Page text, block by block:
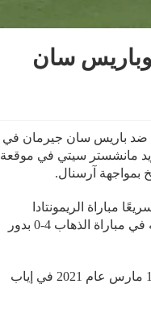
وباريس سان
ضد باريس سان جيرمان في
مدريد مانشستر سيتي في موقعة
بمواجهة آرسنال.
مباراة الريمونتادا
التاريخية التي فاز فيها برشلونة بنتيجة 6-1 عام 2017 ليعوض خسارته في مباراة الذهاب 4-0 بدور
لكن آخر مواجهة بين برشلونة وباريس سان جيرمان كانت في يوم 10 مارس عام 2021 في إياب